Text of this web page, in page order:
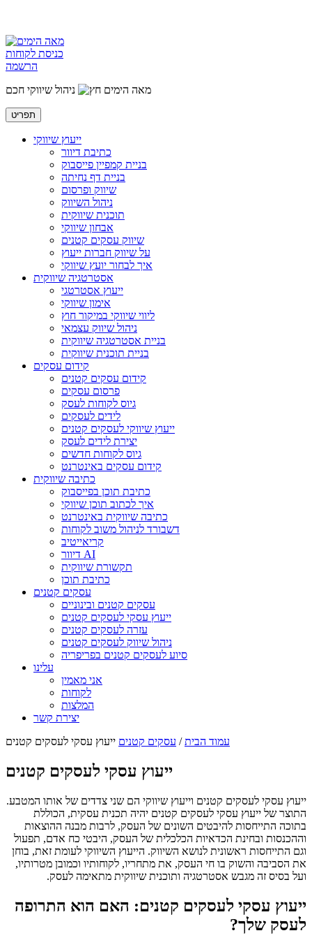
כניסת לקוחות
הרשמה
מאה הימים
ניהול שיווקי חכם
תפריט
ייעוץ שיווקי
כתיבת דיוור
בניית קמפיין פייסבוק
בניית דף נחיתה
שיווק ופרסום
ניהול השיווק
תוכנית שיווקית
אבחון שיווקי
שיווק עסקים קטנים
על שיווק חברות ייעוץ
איך לבחור יועץ שיווקי
אסטרטגיה שיווקית
ייעוץ אסטרטגי
אימון שיווקי
ליווי שיווקי במיקור חוץ
ניהול שיווק עצמאי
בניית אסטרטגיה שיווקית
בניית תוכנית שיווקית
קידום עסקים
קידום עסקים קטנים
פרסום עסקים
גיוס לקוחות לעסק
לידים לעסקים
ייעוץ שיווקי לעסקים קטנים
יצירת לידים לעסק
גיוס לקוחות חדשים
קידום עסקים באינטרנט
כתיבה שיווקית
כתיבת תוכן בפייסבוק
איך לכתוב תוכן שיווקי
כתיבה שיווקית באינטרנט
דשבורד לניהול משוב לקוחות
קריאייטיב
דיוור AI
תקשורת שיווקית
כתיבת תוכן
עסקים קטנים
עסקים קטנים ובינוניים
ייעוץ עסקי לעסקים קטנים
עזרה לעסקים קטנים
ניהול שיווק לעסקים קטנים
סיוע לעסקים קטנים בפריפריה
עלינו
אני מאמין
לקוחות
המלצות
יצירת קשר
עמוד הבית/ עסקים קטנים ייעוץ עסקי לעסקים קטנים
ייעוץ עסקי לעסקים קטנים
ייעוץ עסקי לעסקים קטנים וייעוץ שיווקי הם שני צדדים של אותו המטבע.
התוצר של ייעוץ עסקי לעסקים קטנים יהיה תכנית עסקית, הכוללת
בתוכה התייחסות להיבטים השונים של העסק, לרבות מבנה ההוצאות
וההכנסות ובחינת הכדאיות הכלכלית של העסק, היבטי כח אדם, תפעול
וגם התייחסות ראשונית לנושא השיווק. הייעוץ השיווקי לעומת זאת, בוחן
את הסביבה והשוק בו חי העסק, את מתחריו, לקוחותיו וכמובן מטרותיו,
ועל בסיס זה מגבש אסטרטגיה ותוכנית שיווקית מתאימה לעסק.
ייעוץ עסקי לעסקים קטנים: האם הוא התרופה
לעסק שלך?